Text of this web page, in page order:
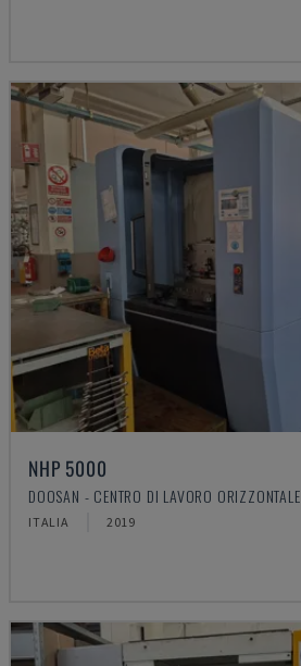
NHP 5000
DOOSAN - CENTRO DI LAVORO ORIZZONTALE
ITALIA 2019